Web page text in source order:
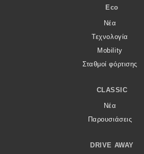
Eco
Νέα
Τεχνολογία
Mobility
Σταθμοί φόρτισης
CLASSIC
Νέα
Παρουσιάσεις
DRIVE AWAY